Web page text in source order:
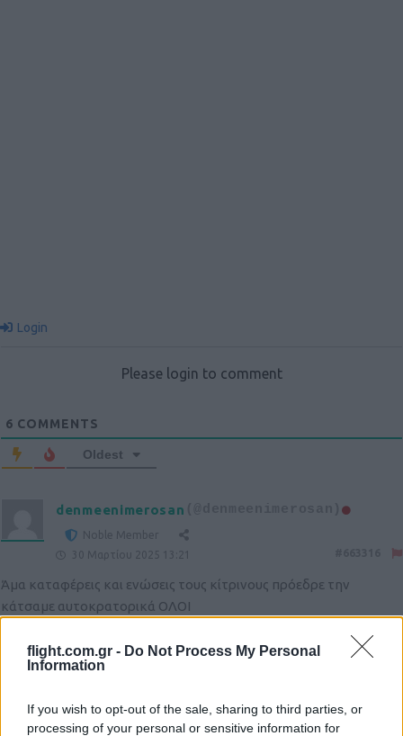
flight.com.gr - Do Not Process My Personal
Information
If you wish to opt-out of the sale, sharing to third parties, or
processing of your personal or sensitive information for
Login
Please login to comment
6 COMMENTS
Oldest
denmeenimerosan (@denmeenimerosan)
Noble Member
30 Μαρτίου 2025 13:21
Άμα καταφέρεις και ενώσεις τους κίτρινους πρόεδρε την
κάτσαμε αυτοκρατορικά ΟΛΟΙ
View Replies
Αστήρ Κενό(@astirkeno)
Noble Member
30 Μαρτίου 2025 13:45
#663329